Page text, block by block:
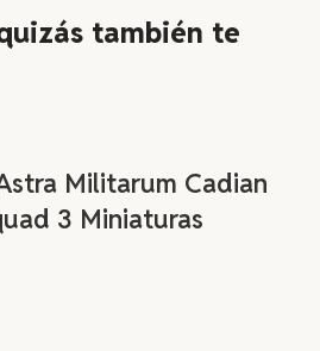
también te
Militarum Cadian
3 Miniaturas